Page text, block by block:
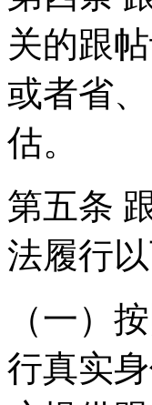
关的跟
或者省
估。
第五条
法履行以
（一）
行真实